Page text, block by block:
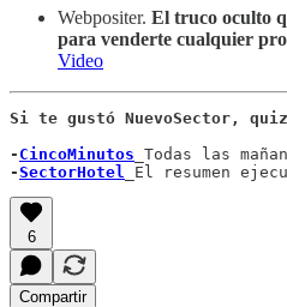
Webpositer. El truco oculto
para venderte cualquier
Video
Si te gustó NuevoSector,
- CincoMinutos Todas las
-SectorHotel El resumen
6
Compartir